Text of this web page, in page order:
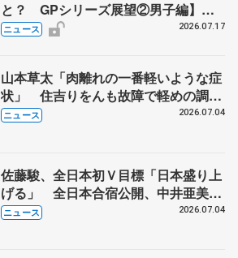
と？ GPシリーズ展望②男子編】
ポッドキャスト#73を配信
ニュース 2026.07.17
山本草太「肉離れの一番軽いような症
状」 住吉りをんも故障で軽めの調
整 全日本シニア強化合宿
ニュース 2026.07.04
佐藤駿、全日本初Ｖ目標「日本盛り上
げる」 全日本合宿公開、中井亜美
「表現の幅広げる」 元世界王者のフ
ニュース 2026.07.04